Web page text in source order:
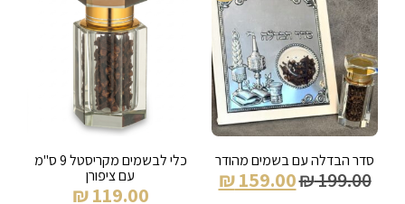
סדר הבדלה עם בשמים מהודר
₪199.00
₪159.00
כלי לבשמים מקריסטל 9 ס"מ
עם ציפורן
₪119.00